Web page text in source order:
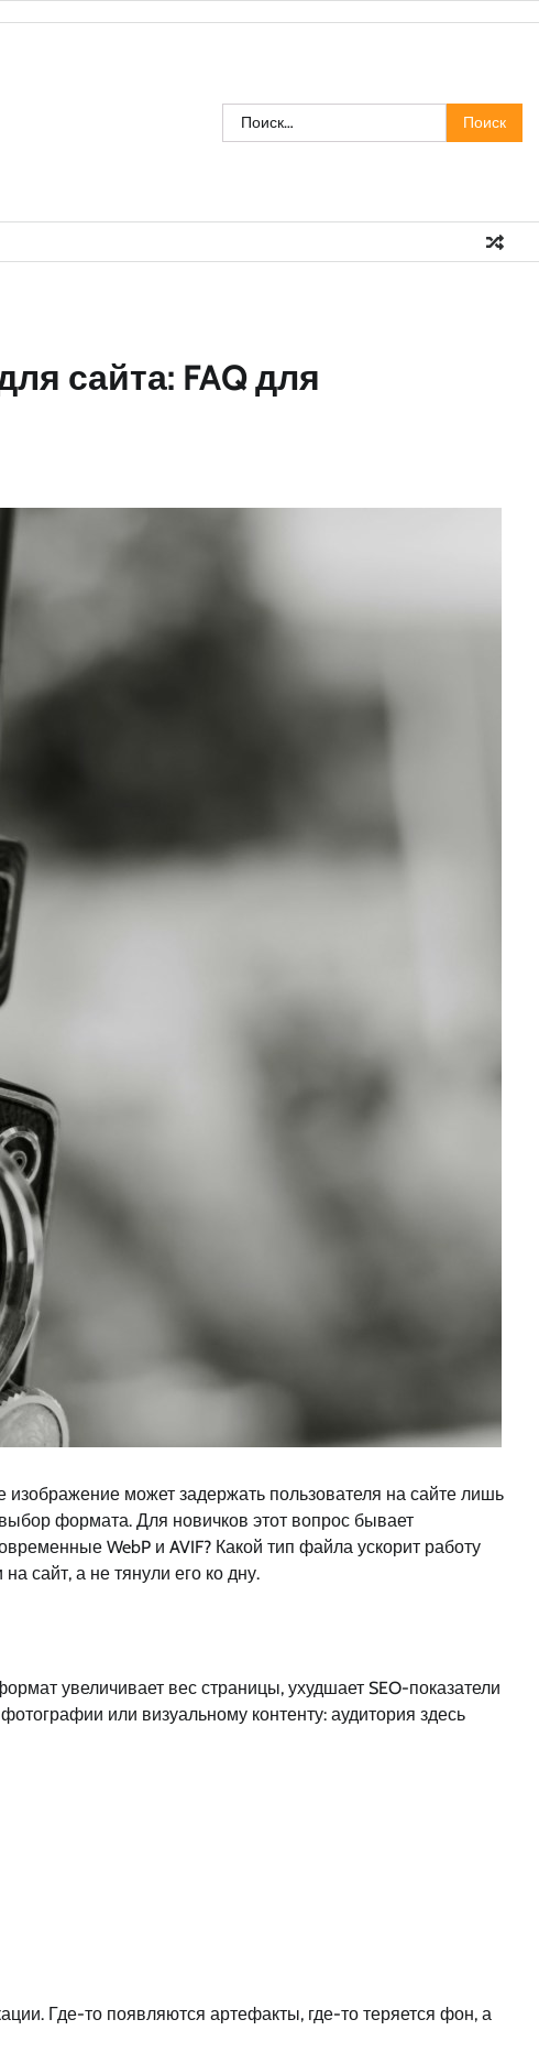
Найти:
сайта: FAQ для
может задержать пользователя на сайте лишь
формата. Для новичков этот вопрос бывает
WebP и AVIF? Какой тип файла ускорит работу
сайт, а не тянули его ко дну.
увеличивает вес страницы, ухудшает SEO-показатели
или визуальному контенту: аудитория здесь
Где-то появляются артефакты, где-то теряется фон, а